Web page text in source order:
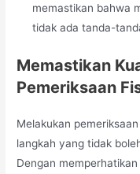
memastikan bahwa
tidak ada tanda-
Memastikan
Pemeriksaan
Melakukan
langkah yang tidak
Dengan